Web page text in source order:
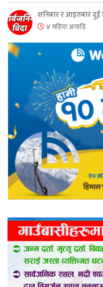
शनिबार र आइतबार दुई
४ महिना अगाडि